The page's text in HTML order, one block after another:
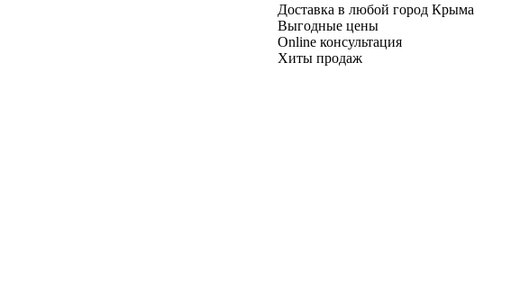
Доставка в любой город Крыма
Выгодные цены
Online консультация
Хиты продаж